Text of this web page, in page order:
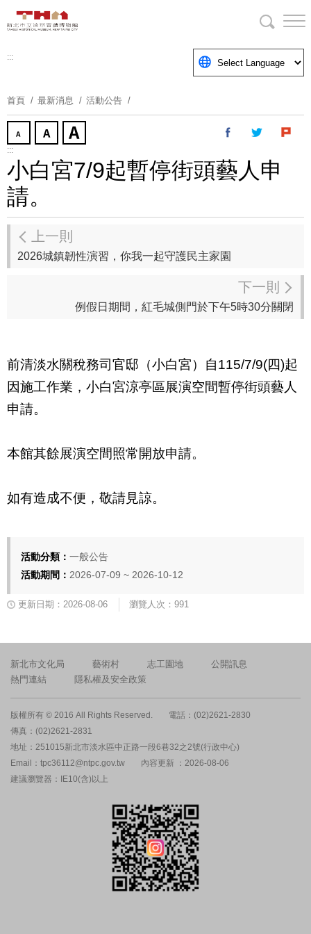
到
要
塊
:::
首頁 最新消息 活動公告
:::
小白宮7/9起暫停街頭藝人申
請。
上一則
2026城鎮韌性演習，你我一起守護民主家園
下一則
例假日期間，紅毛城側門於下午5時30分關閉
前清淡水關稅務司官邸（小白宮）自115/7/9(四)起
因施工作業，小白宮涼亭區展演空間暫停街頭藝人
申請。
本館其餘展演空間照常開放申請。
如有造成不便，敬請見諒。
活動分類： 一般公告
活動期間： 2026-07-09 ~ 2026-10-12
更新日期：2026-08-06 瀏覽人次：991
新北市文化局 藝術村 志工園地
公開訊息
熱門連結
隱私權及安全政策
版權所有 © 2016 All Rights Reserved.
電話：(02)2621-2830
傳真：(02)2621-2831
地址：251015新北市淡水區中正路一段6巷32之2號(行政中心)
Email：tpc36112@ntpc.gov.tw
內容更新 ：2026-08-06
建議瀏覽器：IE10(含)以上